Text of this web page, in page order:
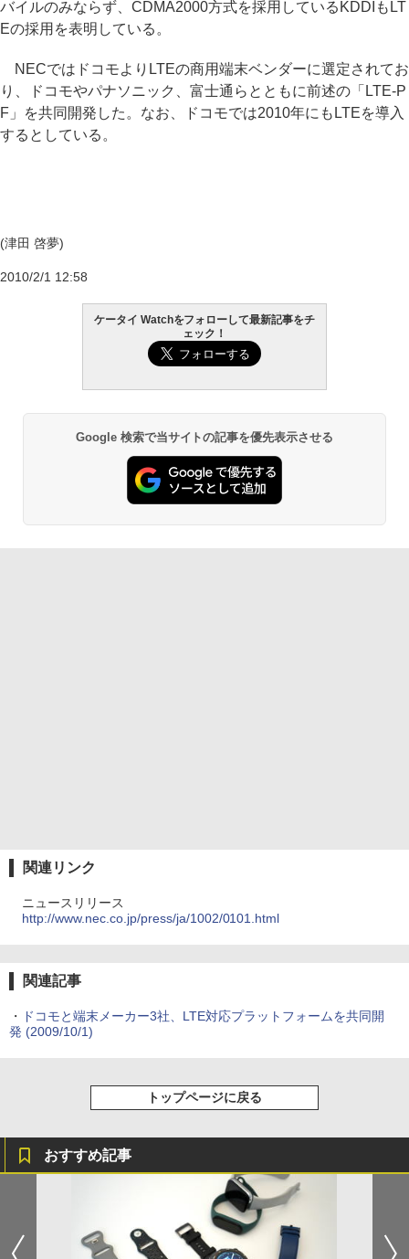
バイルのみならず、CDMA2000方式を採用しているKDDIもLT
Eの採用を表明している。
NECではドコモよりLTEの商用端末ベンダーに選定されてお
り、ドコモやパナソニック、富士通らとともに前述の「LTE-P
F」を共同開発した。なお、ドコモでは2010年にもLTEを導入
するとしている。
(津田 啓夢)
2010/2/1 12:58
ケータイ Watchをフォローして最新記事をチ
ェック！
Google 検索で当サイトの記事を優先表示させる
関連リンク
ニュースリリース
http://www.nec.co.jp/press/ja/1002/0101.html
関連記事
・
ドコモと端末メーカー3社、LTE対応プラットフォームを共同開
発 (2009/10/1)
トップページに戻る
おすすめ記事